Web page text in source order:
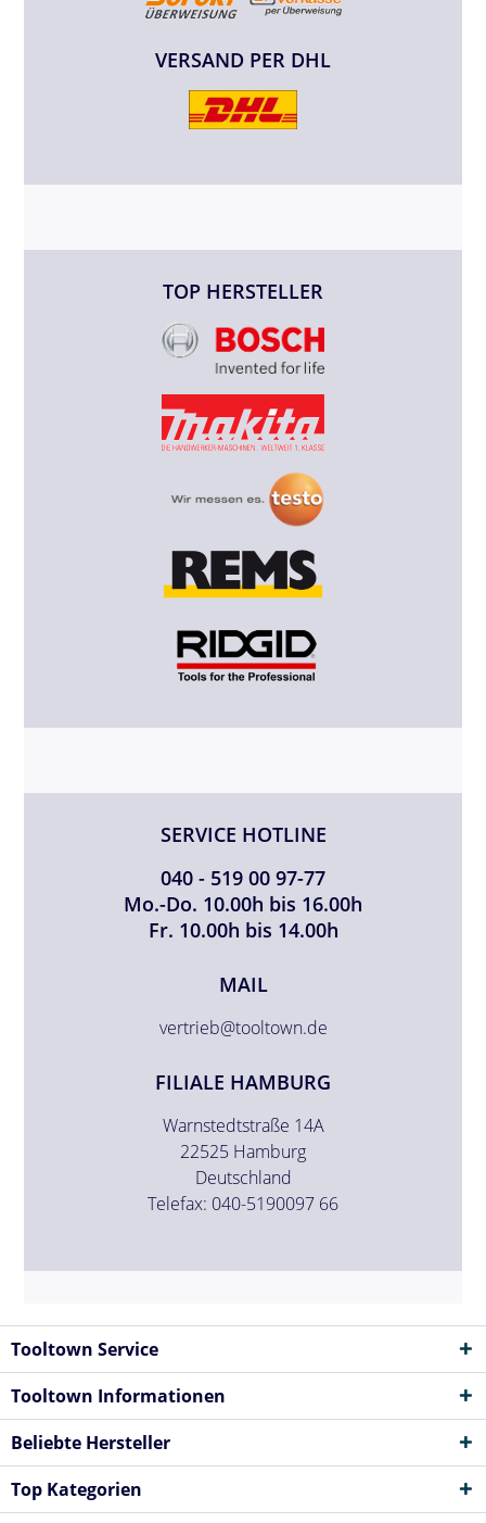
VERSAND PER DHL
TOP HERSTELLER
SERVICE HOTLINE
040 - 519 00 97-77
Mo.-Do. 10.00h bis 16.00h
Fr. 10.00h bis 14.00h
MAIL
vertrieb@tooltown.de
FILIALE HAMBURG
Warnstedtstraße 14A
22525 Hamburg
Deutschland
Telefax: 040-5190097 66
Tooltown Service
Tooltown Informationen
Beliebte Hersteller
Top Kategorien